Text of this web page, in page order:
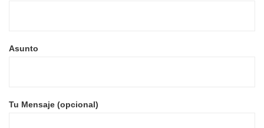
Asunto
Tu Mensaje (opcional)